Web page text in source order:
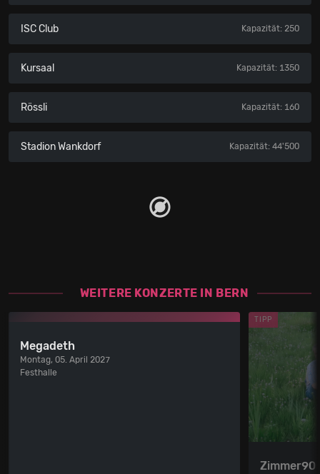
ISC Club Kapazität: 250
Kursaal Kapazität: 1350
Rössli Kapazität: 160
Stadion Wankdorf Kapazität: 44'500
WEITERE KONZERTE IN BERN
Megadeth
Montag, 05. April 2027
Festhalle
TIPP
Zimmer90